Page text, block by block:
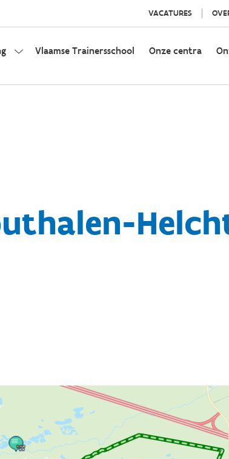
VACATURES
Vlaamse Trainersschool Onze centra